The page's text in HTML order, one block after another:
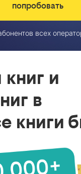
попробовать
всех
и
в
книги